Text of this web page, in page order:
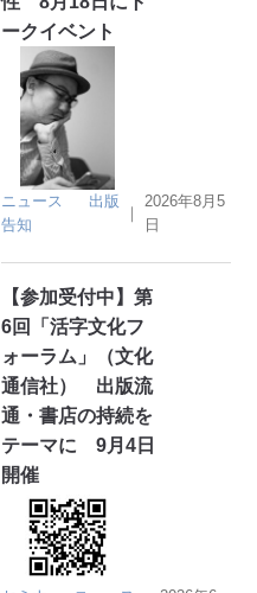
ークイベント
ニュース
出版
告知
｜
2026年8月5
日
【参加受付中】第
6回「活字文化フ
ォーラム」（文化
通信社） 出版流
通・書店の持続を
テーマに 9月4日
開催